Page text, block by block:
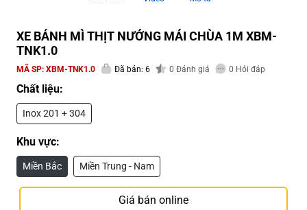
XE BÁNH MÌ THỊT NƯỚNG MÁI CHÙA 1M XBM-
TNK1.0
MÃ SP: XBM-TNK1.0 Đã bán: 6 0 Đánh giá 0 Hỏi đáp
Chất liệu:
Inox 201 + 304
Khu vực:
Miền Bắc Miền Trung - Nam
Giá bán online